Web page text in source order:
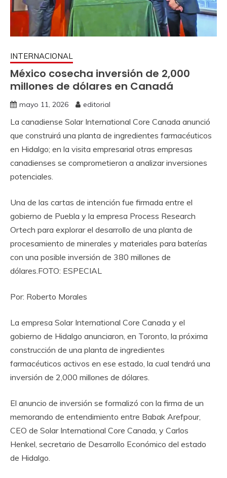
INTERNACIONAL
México cosecha inversión de 2,000
millones de dólares en Canadá
mayo 11, 2026 editorial
La canadiense Solar International Core Canada anunció
que construirá una planta de ingredientes farmacéuticos
en Hidalgo; en la visita empresarial otras empresas
canadienses se comprometieron a analizar inversiones
potenciales.
Una de las cartas de intención fue firmada entre el
gobierno de Puebla y la empresa Process Research
Ortech para explorar el desarrollo de una planta de
procesamiento de minerales y materiales para baterías
con una posible inversión de 380 millones de
dólares.FOTO: ESPECIAL
Por: Roberto Morales
La empresa Solar International Core Canada y el
gobierno de Hidalgo anunciaron, en Toronto, la próxima
construcción de una planta de ingredientes
farmacéuticos activos en ese estado, la cual tendrá una
inversión de 2,000 millones de dólares.
El anuncio de inversión se formalizó con la firma de un
memorando de entendimiento entre Babak Arefpour,
CEO de Solar International Core Canada, y Carlos
Henkel, secretario de Desarrollo Económico del estado
de Hidalgo.